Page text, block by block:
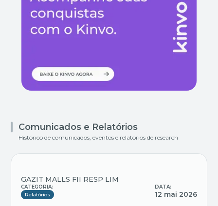
Comunicados e Relatórios
Histórico de comunicados, eventos e relatórios de research
GAZIT MALLS FII RESP LIM
CATEGORIA:
Relatórios
DATA:
12 mai 2026